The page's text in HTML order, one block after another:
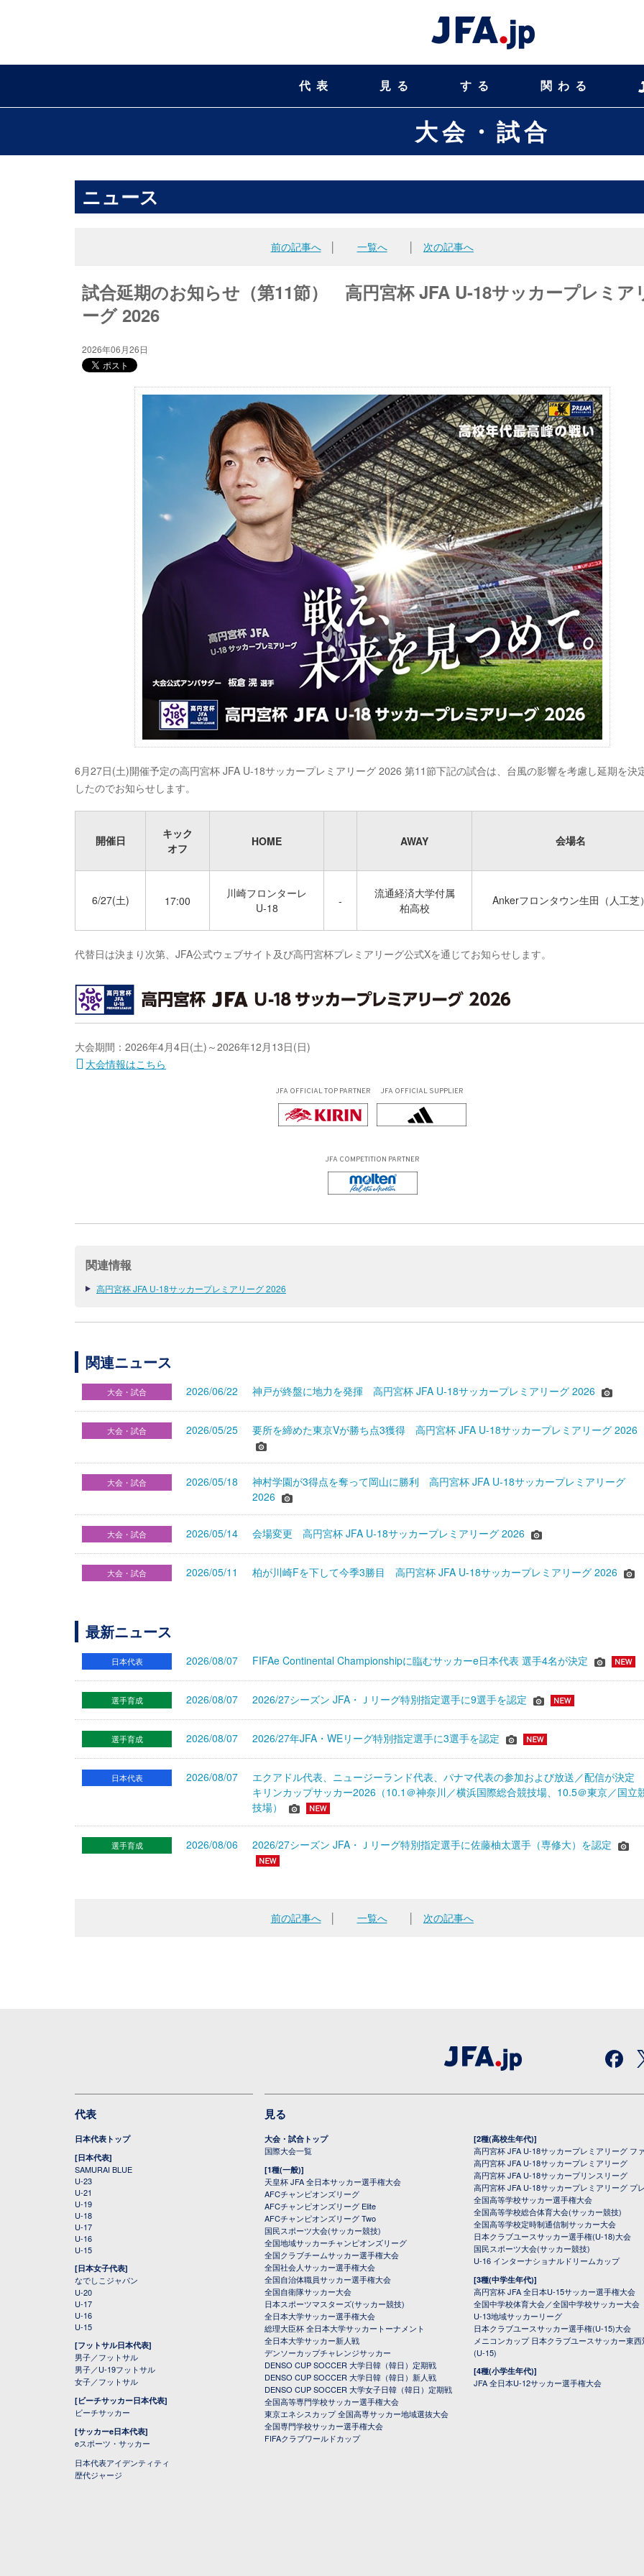
代表 見る する 関わる
大会・試合
ニュース
前の記事へ│ 一覧へ 次の記事へ
試合延期のお知らせ（第11節） 高円宮杯 JFA U-18サッカープレミア
ーグ 2026
2026年06月26日
6月27日(土)開催予定の高円宮杯 JFA U-18サッカープレミアリーグ 2026 第11節下記の試合は、台風の影響を考慮し延期を決
したのでお知らせします。
開催日
キック
オフ
HOME AWAY 会場名
6/27(土) 17:00
川崎フロンターレ
U-18
-
流通経済大学付属
柏高校
Ankerフロンタウン生田（人工芝
代替日は決まり次第、JFA公式ウェブサイト及び高円宮杯プレミアリーグ公式Xを通じてお知らせします。
大会期間：2026年4月4日(土)～2026年12月13日(日)
大会情報はこちら
JFA OFFICIALTOP PARTNER JFA OFFICIAL SUPPLIER
JFA COMPETITION PARTNER
関連情報
高円宮杯 JFA U-18サッカープレミアリーグ 2026
関連ニュース
大会・試合 2026/06/22 神戸が終盤に地力を発揮 高円宮杯 JFA U-18サッカープレミアリーグ 2026
大会・試合 2026/05/25 要所を締めた東京Vが勝ち点3獲得 高円宮杯 JFA U-18サッカープレミアリーグ 2026
大会・試合 2026/05/18
神村学園が3得点を奪って岡山に勝利 高円宮杯 JFA U-18サッカープレミアリーグ
2026
大会・試合 2026/05/14 会場変更 高円宮杯 JFA U-18サッカープレミアリーグ 2026
大会・試合 2026/05/11 柏が川崎Fを下して今季3勝目 高円宮杯 JFA U-18サッカープレミアリーグ 2026
最新ニュース
日本代表 2026/08/07 FIFAe Continental Championshipに臨むサッカーe日本代表 選手4名が決定
選手育成 2026/08/07 2026/27シーズン JFA・Ｊリーグ特別指定選手に9選手を認定
選手育成 2026/08/07 2026/27年JFA・WEリーグ特別指定選手に3選手を認定
日本代表 2026/08/07
エクアドル代表、ニュージーランド代表、パナマ代表の参加および放送／配信が決定
キリンカップサッカー2026（10.1＠神奈川／横浜国際総合競技場、10.5＠東京／国立
技場）
選手育成 2026/08/06 2026/27シーズン JFA・Ｊリーグ特別指定選手に佐藤柚太選手（専修大）を認定
前の記事へ│ 一覧へ 次の記事へ
代表
日本代表トップ
[日本代表]
SAMURAI BLUE
U-23
U-21
U-19
U-18
U-17
U-16
U-15
[日本女子代表]
なでしこジャパン
U-20
U-17
U-16
U-15
[フットサル日本代表]
男子／フットサル
男子／U-19フットサル
女子／フットサル
[ビーチサッカー日本代表]
ビーチサッカー
[サッカーe日本代表]
eスポーツ・サッカー
日本代表アイデンティティ
歴代ジャージ
見る
大会・試合トップ
国際大会一覧
[1種(一般)]
天皇杯 JFA 全日本サッカー選手権大会
AFCチャンピオンズリーグ
AFCチャンピオンズリーグ Elite
AFCチャンピオンズリーグ Two
国民スポーツ大会(サッカー競技)
全国地域サッカーチャンピオンズリーグ
全国クラブチームサッカー選手権大会
全国社会人サッカー選手権大会
全国自治体職員サッカー選手権大会
全国自衛隊サッカー大会
日本スポーツマスターズ(サッカー競技)
全日本大学サッカー選手権大会
総理大臣杯 全日本大学サッカートーナメント
全日本大学サッカー新人戦
デンソーカップチャレンジサッカー
DENSO CUP SOCCER 大学日韓（韓日）定期戦
DENSO CUP SOCCER 大学日韓（韓日）新人戦
DENSO CUP SOCCER 大学女子日韓（韓日）定期戦
全国高等専門学校サッカー選手権大会
東京エネシスカップ 全国高専サッカー地域選抜大会
全国専門学校サッカー選手権大会
FIFAクラブワールドカップ
[2種(高校生年代)]
高円宮杯 JFA U-18サッカープレミアリーグ フ
高円宮杯 JFA U-18サッカープレミアリーグ
高円宮杯 JFA U-18サッカープリンスリーグ
高円宮杯 JFA U-18サッカープレミアリーグ プ
全国高等学校サッカー選手権大会
全国高等学校総合体育大会(サッカー競技)
全国高等学校定時制通信制サッカー大会
日本クラブユースサッカー選手権(U-18)大会
国民スポーツ大会(サッカー競技)
U-16 インターナショナルドリームカップ
[3種(中学生年代)]
高円宮杯 JFA 全日本U-15サッカー選手権大会
全国中学校体育大会／全国中学校サッカー大会
U-13地域サッカーリーグ
日本クラブユースサッカー選手権(U-15)大会
メニコンカップ 日本クラブユースサッカー東
(U-15)
[4種(小学生年代)]
JFA 全日本U-12サッカー選手権大会